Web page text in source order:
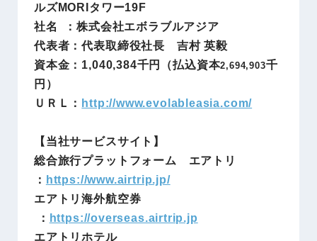
ルズMORIタワー19F
社名 ：株式会社エボラブルアジア
代表者：代表取締役社長 吉村 英毅
資本金：1,040,384千円（払込資本2,694,903千
円）
ＵＲＬ： http://www.evolableasia.com/
【当社サービスサイト】
総合旅行プラットフォーム エアトリ
： https://www.airtrip.jp/
エアトリ海外航空券
： https://overseas.airtrip.jp
エアトリホテル